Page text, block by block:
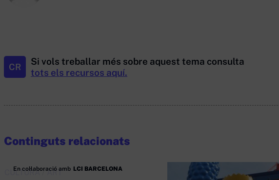
CR
Si vols treballar més sobre aquest tema consulta
tots els recursos aquí.
Continguts relacionats
En col·laboració amb LCI BARCELONA
CULTURA/ART